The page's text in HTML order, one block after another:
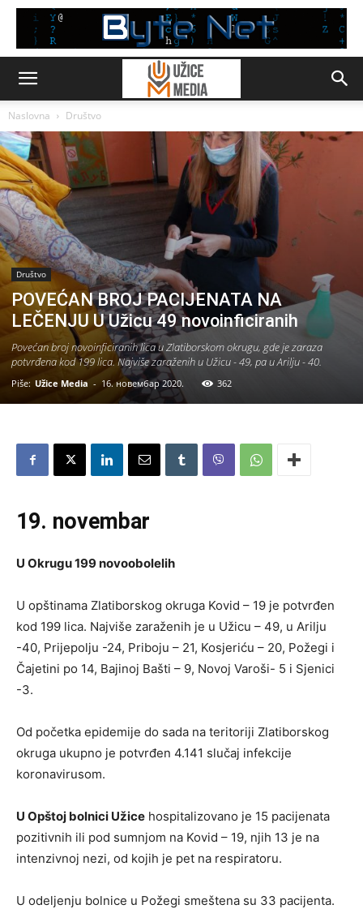
Naslovna Društvo
Društvo
POVEĆAN BROJ PACIJENATA NA
LEČENJU U Užicu 49 novoinficiranih
Povećan broj novoinficiranih lica u Zlatiborskom okrugu, gde je zaraza
potvrđena kod 199 lica. Najviše zaraženih u Užicu - 49, pa u Arilju - 40.
Piše: Užice Media - 16. новембар 2020. 362
19. novembar
U Okrugu 199 novoobolelih
U opštinama Zlatiborskog okruga Kovid – 19 je potvrđen
kod 199 lica. Najviše zaraženih je u Užicu – 49, u Arilju
-40, Prijepolju -24, Priboju – 21, Kosjeriću – 20, Požegi i
Čajetini po 14, Bajinoj Bašti – 9, Novoj Varoši- 5 i Sjenici
-3.
Od početka epidemije do sada na teritoriji Zlatiborskog
okruga ukupno je potvrđen 4.141 slučaj infekcije
koronavirusom.
U Opštoj bolnici Užice hospitalizovano je 15 pacijenata
pozitivnih ili pod sumnjom na Kovid – 19, njih 13 je na
intenzivnoj nezi, od kojih je pet na respiratoru.
U odeljenju bolnice u Požegi smeštena su 33 pacijenta.